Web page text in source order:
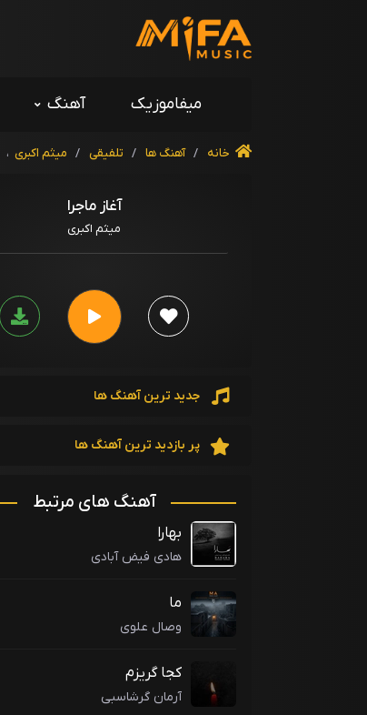
میفاموزیک آهنگ
خانه / آهنگ ها / تلفیقی / میثم اکبری ،
آغاز ماجرا
میثم اکبری
جدید ترین آهنگ ها
پر بازدید ترین آهنگ ها
آهنگ های مرتبط
بهارا
هادی فیض آبادی
ما
وصال علوی
کجا گریزم
آرمان گرشاسبی